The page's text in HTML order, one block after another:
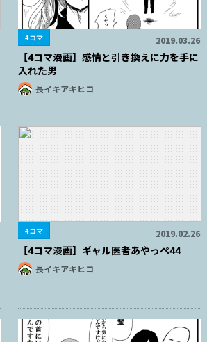
4コマ 2019.03.26
【4コマ漫画】感情と引き換えに力を手に
入れた男
長イキアキヒコ
4コマ 2019.02.26
【4コマ漫画】ギャル医者あやっぺ44
長イキアキヒコ